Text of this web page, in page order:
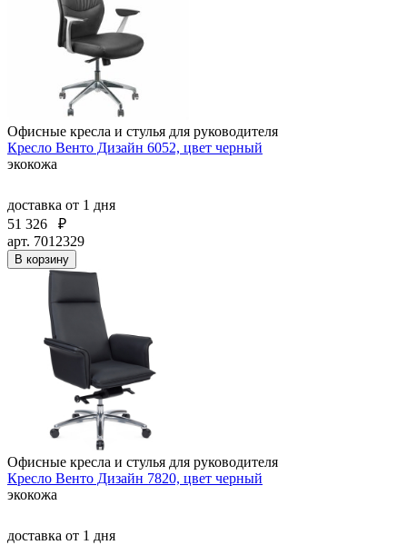
Офисные кресла и стулья для руководителя
Кресло Венто Дизайн 6052, цвет черный
экокожа
доставка от 1 дня
51 326
₽
арт. 7012329
В корзину
Офисные кресла и стулья для руководителя
Кресло Венто Дизайн 7820, цвет черный
экокожа
доставка от 1 дня